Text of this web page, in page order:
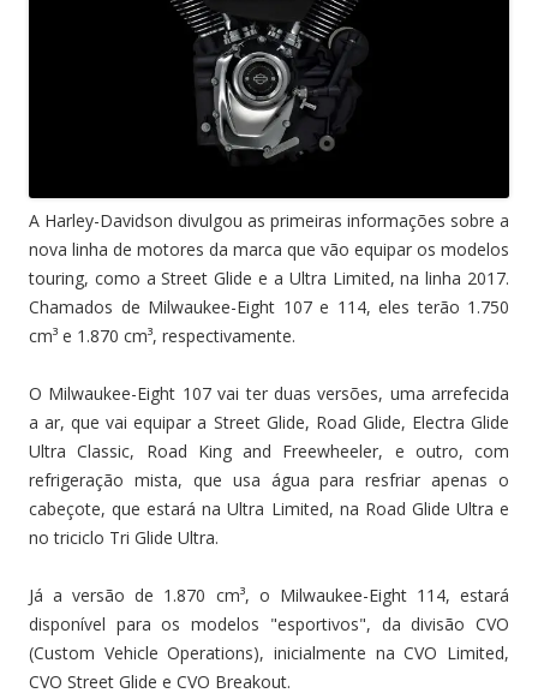
A Harley-Davidson divulgou as primeiras informações sobre a
nova linha de motores da marca que vão equipar os modelos
touring, como a Street Glide e a Ultra Limited, na linha 2017.
Chamados de Milwaukee-Eight 107 e 114, eles terão 1.750
cm³ e 1.870 cm³, respectivamente.
O Milwaukee-Eight 107 vai ter duas versões, uma arrefecida
a ar, que vai equipar a Street Glide, Road Glide, Electra Glide
Ultra Classic, Road King and Freewheeler, e outro, com
refrigeração mista, que usa água para resfriar apenas o
cabeçote, que estará na Ultra Limited, na Road Glide Ultra e
no triciclo Tri Glide Ultra.
Já a versão de 1.870 cm³, o Milwaukee-Eight 114, estará
disponível para os modelos "esportivos", da divisão CVO
(Custom Vehicle Operations), inicialmente na CVO Limited,
CVO Street Glide e CVO Breakout.